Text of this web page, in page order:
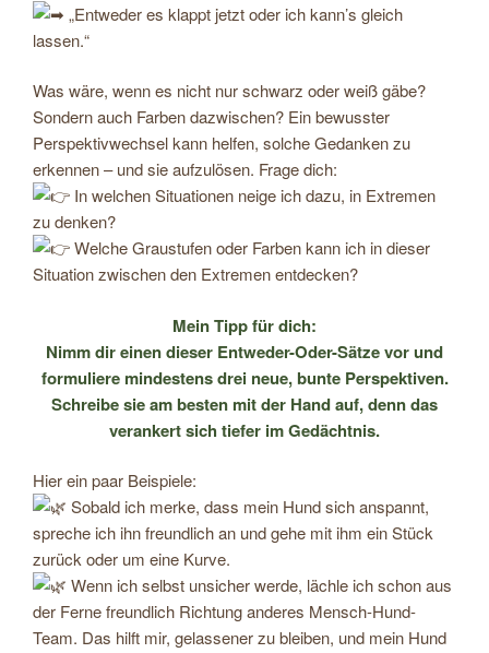
„Entweder es klappt jetzt oder ich kann’s gleich
lassen.“
Was wäre, wenn es nicht nur schwarz oder weiß gäbe?
Sondern auch Farben dazwischen? Ein bewusster
Perspektivwechsel kann helfen, solche Gedanken zu
erkennen – und sie aufzulösen. Frage dich:
In welchen Situationen neige ich dazu, in Extremen
zu denken?
Welche Graustufen oder Farben kann ich in dieser
Situation zwischen den Extremen entdecken?
Mein Tipp für dich:
Nimm dir einen dieser Entweder-Oder-Sätze vor und
formuliere mindestens drei neue, bunte Perspektiven.
Schreibe sie am besten mit der Hand auf, denn das
verankert sich tiefer im Gedächtnis.
Hier ein paar Beispiele:
Sobald ich merke, dass mein Hund sich anspannt,
spreche ich ihn freundlich an und gehe mit ihm ein Stück
zurück oder um eine Kurve.
Wenn ich selbst unsicher werde, lächle ich schon aus
der Ferne freundlich Richtung anderes Mensch-Hund-
Team. Das hilft mir, gelassener zu bleiben, und mein Hund